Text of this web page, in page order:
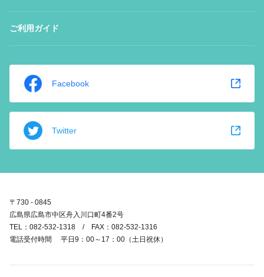
ご利用ガイド
Facebook
Twitter
〒730 - 0845
広島県広島市中区舟入川口町4番2号
TEL：082-532-1318 / FAX：082-532-1316
電話受付時間 平日9：00～17：00（土日祝休）